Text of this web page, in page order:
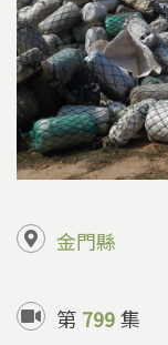
金門縣
第 799集